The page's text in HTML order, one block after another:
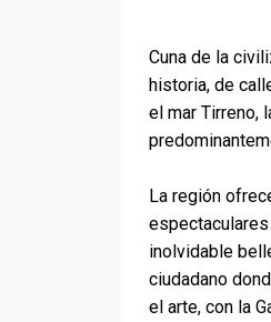
Cuna de la
historia, de
el mar Tirreno,
La región
inolvidable
ciudadano
el arte, con la